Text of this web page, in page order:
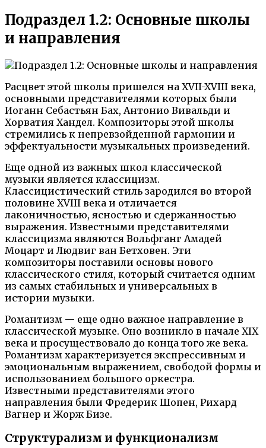
Подраздел 1.2: Основные школы
и направления
Расцвет этой школы пришелся на XVII-XVIII века,
основными представителями которых были
Иоганн Себастьян Бах, Антонио Вивальди и
Хорватия Хандел. Композиторы этой школы
стремились к непревзойденной гармонии и
эффектуальности музыкальных произведений.
Еще одной из важных школ классической
музыки является классицизм.
Классицистический стиль зародился во второй
половине XVIII века и отличается
лаконичностью, ясностью и сдержанностью
выражения. Известными представителями
классицизма являются Вольфганг Амадей
Моцарт и Людвиг ван Бетховен. Эти
композиторы поставили основы нового
классического стиля, который считается одним
из самых стабильных и универсальных в
истории музыки.
Романтизм — еще одно важное направление в
классической музыке. Оно возникло в начале XIX
века и просуществовало до конца того же века.
Романтизм характеризуется экспрессивным и
эмоциональным выражением, свободой формы и
использованием большого оркестра.
Известными представителями этого
направления были Фредерик Шопен, Рихард
Вагнер и Жорж Бизе.
Структурализм и функционализм